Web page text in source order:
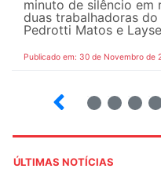
minuto de silêncio em
duas trabalhadoras
Pedrotti Matos e
Publicado em: 30 de Novembro de
ÚLTIMAS NOTÍCIAS